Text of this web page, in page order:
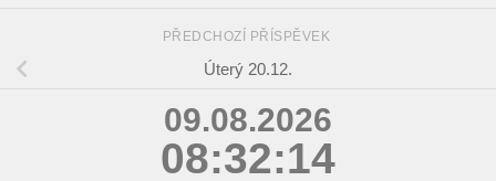
PŘEDCHOZÍ PŘÍSPĚVEK
Úterý 20.12.
09.08.2026
08:32:14